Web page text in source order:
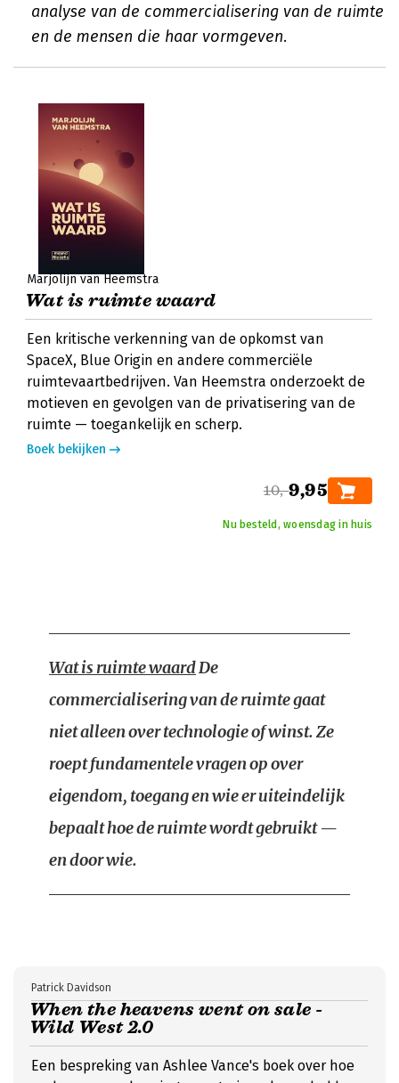
analyse van de commercialisering van de ruimte
en de mensen die haar vormgeven.
Marjolijn van Heemstra
Wat is ruimte waard
Een kritische verkenning van de opkomst van
SpaceX, Blue Origin en andere commerciële
ruimtevaartbedrijven. Van Heemstra onderzoekt de
motieven en gevolgen van de privatisering van de
ruimte — toegankelijk en scherp.
Boek bekijken
10,-9,95
Nu besteld, woensdag in huis
Wat is ruimte waardDe
commercialisering van de ruimte gaat
niet alleen over technologie of winst. Ze
roept fundamentele vragen op over
eigendom, toegang en wie er uiteindelijk
bepaalt hoe de ruimte wordt gebruikt —
en door wie.
When the heavens went on sale -
Wild West 2.0
Patrick Davidson
Een bespreking van Ashlee Vance's boek over hoe